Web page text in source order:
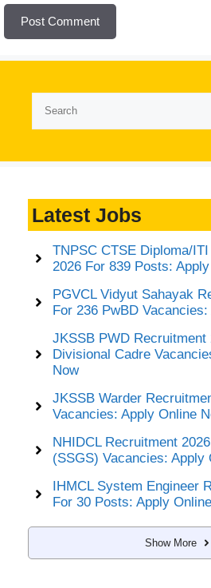
Latest Jobs
TNPSC CTSE Diploma/
2026 For 839 Posts:
PGVCL Vidyut Sahayak
For 236 PwBD
JKSSB PWD Recruitment
Divisional Cadre
Now
JKSSB Warder
Vacancies: Apply Online
NHIDCL Recruitment
(SSGS) Vacancies: Apply
IHMCL System Engineer
For 30 Posts: Apply
Show More